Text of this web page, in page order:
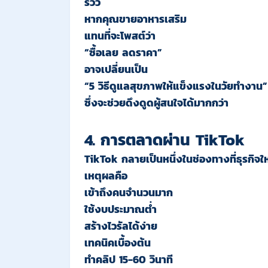
หากคุณขายอาหารเสริม
แทนที่จะโพสต์ว่า
“ซื้อเลย ลดราคา”
อาจเปลี่ยนเป็น
“5 วิธีดูแลสุขภาพให้แข็งแรงในวัยทำงาน”
ซึ่งจะช่วยดึงดูดผู้สนใจได้มากกว่า
4. การตลาดผ่าน TikTok
TikTok กลายเป็นหนึ่งในช่องทางที่ธุรกิจใ
เหตุผลคือ
เข้าถึงคนจำนวนมาก
ใช้งบประมาณต่ำ
สร้างไวรัลได้ง่าย
เทคนิคเบื้องต้น
ทำคลิป 15-60 วินาที